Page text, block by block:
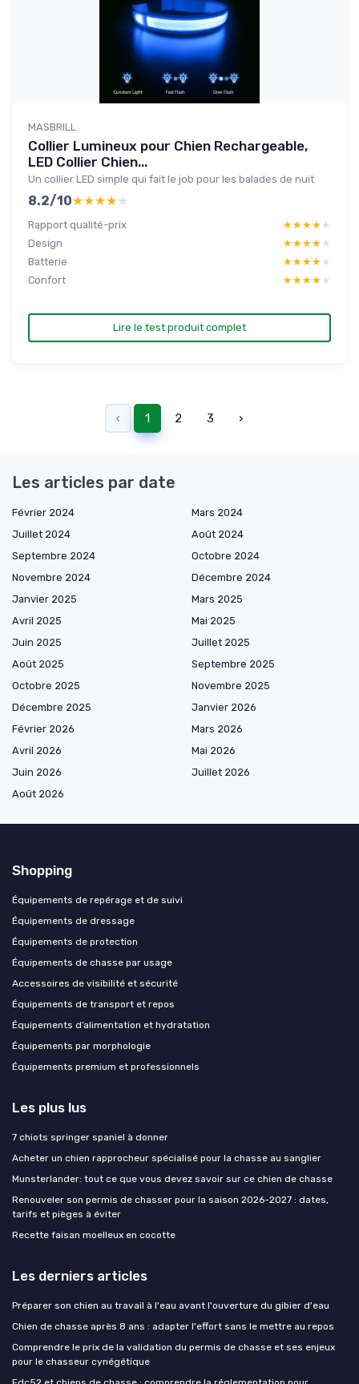
MASBRILL
Collier Lumineux pour Chien Rechargeable,
LED Collier Chien...
Un collier LED simple qui fait le job pour les balades de nuit
8.2/10★★★★★
★★★★★
Rapport qualité-prix ★★★★★
★★★★★
Design
★★★★★
★★★★★
Batterie
★★★★★
★★★★★
Confort
★★★★★
★★★★★
Lire le test produit complet
‹ 1 2 3 ›
Les articles par date
Février 2024
Mars 2024
Juillet 2024
Août 2024
Septembre 2024
Octobre 2024
Novembre 2024
Décembre 2024
Janvier 2025
Mars 2025
Avril 2025
Mai 2025
Juin 2025
Juillet 2025
Août 2025
Septembre 2025
Octobre 2025
Novembre 2025
Décembre 2025
Janvier 2026
Février 2026
Mars 2026
Avril 2026
Mai 2026
Juin 2026
Juillet 2026
Août 2026
Shopping
Équipements de repérage et de suivi
Équipements de dressage
Équipements de protection
Équipements de chasse par usage
Accessoires de visibilité et sécurité
Équipements de transport et repos
Équipements d’alimentation et hydratation
Équipements par morphologie
Équipements premium et professionnels
Les plus lus
7 chiots springer spaniel à donner
Acheter un chien rapprocheur spécialisé pour la chasse au sanglier
Munsterlander: tout ce que vous devez savoir sur ce chien de chasse
Renouveler son permis de chasser pour la saison 2026-2027 : dates,
tarifs et pièges à éviter
Recette faisan moelleux en cocotte
Les derniers articles
Préparer son chien au travail à l'eau avant l'ouverture du gibier d'eau
Chien de chasse après 8 ans : adapter l'effort sans le mettre au repos
Comprendre le prix de la validation du permis de chasse et ses enjeux
pour le chasseur cynégétique